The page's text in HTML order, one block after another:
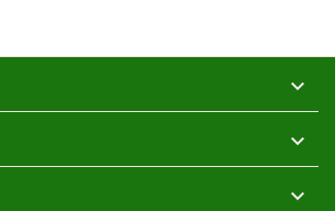


